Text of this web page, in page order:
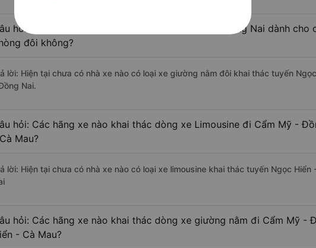
hỏi: Có loại xe Ngọc Hiển - Cà Mau Cẩm Mỹ - Đồng Nai dành cho
đôi không?
lời: Hiện tại chưa có nhà xe nào có loại xe giường nằm đôi khai thác tuyến
Nai.
hỏi: Các hãng xe nào khai thác dòng xe Limousine đi Cẩm Mỹ -
Mau?
lời: Hiện tại chưa có nhà xe nào có loại xe limousine khai thác tuyến Ngọc
hỏi: Các hãng xe nào khai thác dòng xe giường nằm đi Cẩm Mỹ -
- Cà Mau?